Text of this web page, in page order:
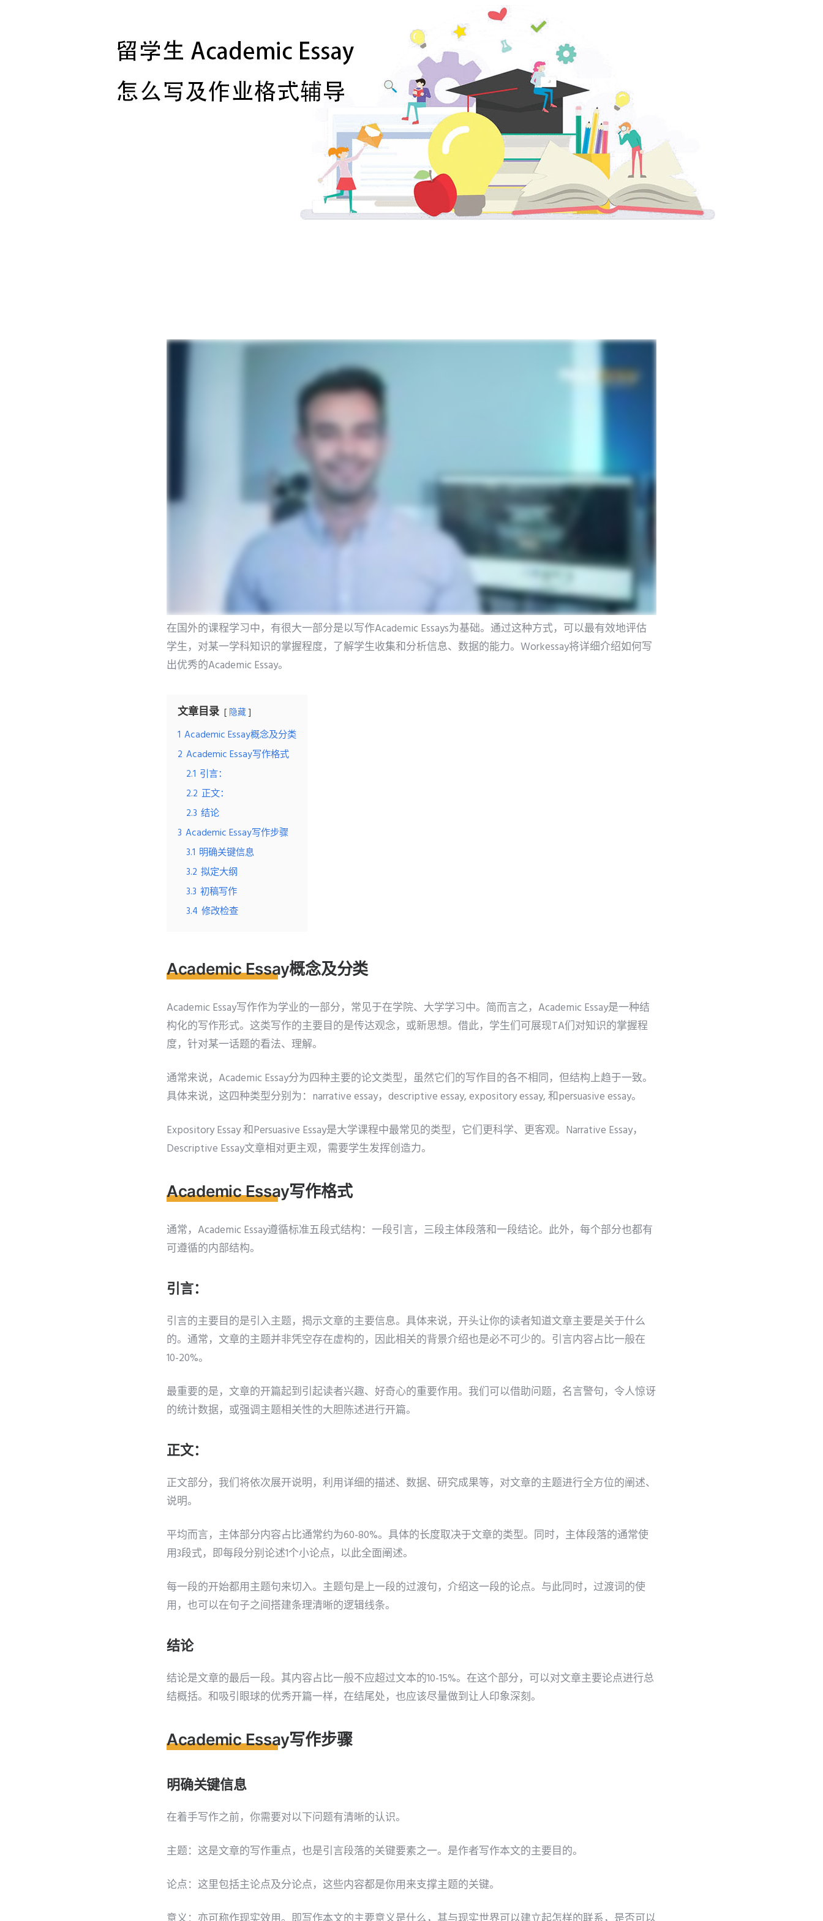
在国外的课程学习中，有很大一部分是以写作Academic Essays为基础。通过这种方式，可以最有效地评估
学生，对某一学科知识的掌握程度，了解学生收集和分析信息、数据的能力。Workessay将详细介绍如何写
出优秀的Academic Essay。
文章目录 隐藏
1 Academic Essay概念及分类
2 Academic Essay写作格式
2.1 引言：
2.2 正文：
2.3 结论
3 Academic Essay写作步骤
3.1 明确关键信息
3.2 拟定大纲
3.3 初稿写作
3.4 修改检查
Academic Essay概念及分类
Academic Essay写作作为学业的一部分，常见于在学院、大学学习中。简而言之，Academic Essay是一种结
构化的写作形式。这类写作的主要目的是传达观念，或新思想。借此，学生们可展现TA们对知识的掌握程
度，针对某一话题的看法、理解。
通常来说，Academic Essay分为四种主要的论文类型，虽然它们的写作目的各不相同，但结构上趋于一致。
具体来说，这四种类型分别为：narrative essay，descriptive essay, expository essay, 和persuasive essay。
Expository Essay 和Persuasive Essay是大学课程中最常见的类型，它们更科学、更客观。Narrative Essay，
Descriptive Essay文章相对更主观，需要学生发挥创造力。
Academic Essay写作格式
通常，Academic Essay遵循标准五段式结构：一段引言，三段主体段落和一段结论。此外，每个部分也都有
可遵循的内部结构。
引言：
引言的主要目的是引入主题，揭示文章的主要信息。具体来说，开头让你的读者知道文章主要是关于什么
的。通常，文章的主题并非凭空存在虚构的，因此相关的背景介绍也是必不可少的。引言内容占比一般在
10-20%。
最重要的是，文章的开篇起到引起读者兴趣、好奇心的重要作用。我们可以借助问题，名言警句，令人惊讶
的统计数据，或强调主题相关性的大胆陈述进行开篇。
正文：
正文部分，我们将依次展开说明，利用详细的描述、数据、研究成果等，对文章的主题进行全方位的阐述、
说明。
平均而言，主体部分内容占比通常约为60-80%。具体的长度取决于文章的类型。同时，主体段落的通常使
用3段式，即每段分别论述1个小论点，以此全面阐述。
每一段的开始都用主题句来切入。主题句是上一段的过渡句，介绍这一段的论点。与此同时，过渡词的使
用，也可以在句子之间搭建条理清晰的逻辑线条。
结论
结论是文章的最后一段。其内容占比一般不应超过文本的10-15%。在这个部分，可以对文章主要论点进行总
结概括。和吸引眼球的优秀开篇一样，在结尾处，也应该尽量做到让人印象深刻。
Academic Essay写作步骤
明确关键信息
在着手写作之前，你需要对以下问题有清晰的认识。
主题：这是文章的写作重点，也是引言段落的关键要素之一。是作者写作本文的主要目的。
论点：这里包括主论点及分论点，这些内容都是你用来支撑主题的关键。